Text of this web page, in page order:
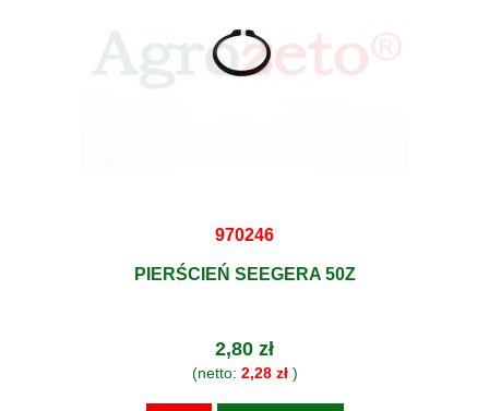
970246
PIERŚCIEŃ SEEGERA 50Z
2,80 zł
(netto: 2,28 zł)